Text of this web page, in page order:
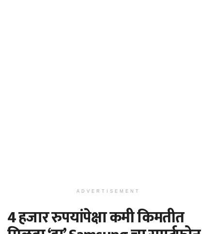
ADVERTISEMENT
4 हजार रुपयांपेक्षा कमी किमतीत